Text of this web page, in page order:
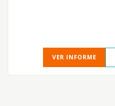
VER INFORME